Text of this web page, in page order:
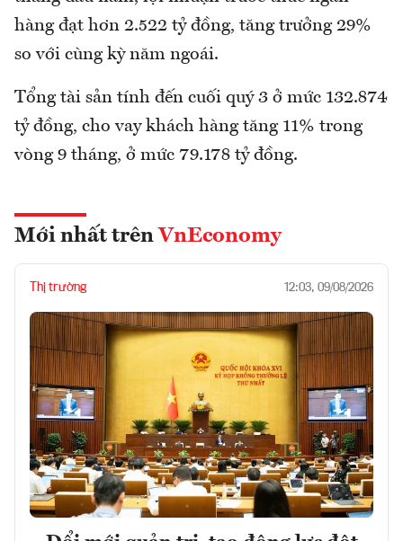
hàng đạt hơn 2.522 tỷ đồng, tăng trưởng 29%
so với cùng kỳ năm ngoái.
Tổng tài sản tính đến cuối quý 3 ở mức 132.874
tỷ đồng, cho vay khách hàng tăng 11% trong
vòng 9 tháng, ở mức 79.178 tỷ đồng.
Mới nhất trên VnEconomy
Thị trường 12:03, 09/08/2026